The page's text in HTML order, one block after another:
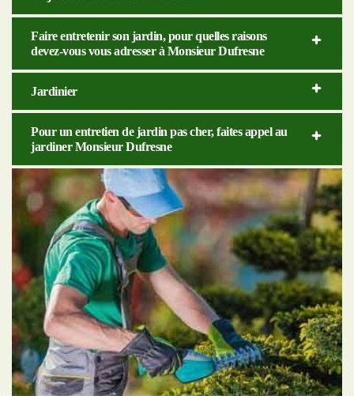
Faire entretenir son jardin, pour quelles raisons
devez-vous vous adresser à Monsieur Dufresne
Jardinier
Pour un entretien de jardin pas cher, faites appel au
jardiner Monsieur Dufresne